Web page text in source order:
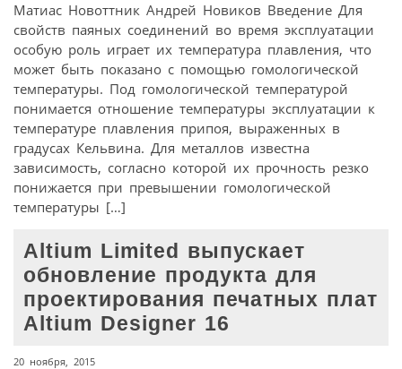
Матиас Новоттник Андрей Новиков Введение Для
свойств паяных соединений во время эксплуатации
особую роль играет их температура плавления, что
может быть показано с помощью гомологической
температуры. Под гомологической температурой
понимается отношение температуры эксплуатации к
температуре плавления припоя, выраженных в
градусах Кельвина. Для металлов известна
зависимость, согласно которой их прочность резко
понижается при превышении гомологической
температуры […]
Altium Limited выпускает
обновление продукта для
проектирования печатных плат
Altium Designer 16
20 ноября, 2015